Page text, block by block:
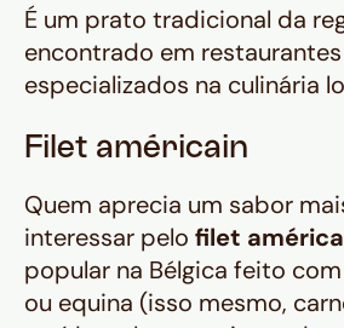
É um prato tradicional da
encontrado em
especializados na culinária
Filet américain
Quem aprecia um sabor
interessar pelo filet
popular na Bélgica feito
ou equina (isso mesmo,